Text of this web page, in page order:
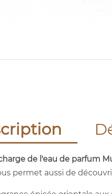
de l'eau de parfum
permet aussi de